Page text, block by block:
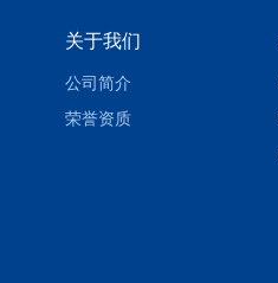
关于我们
公司简介
荣誉资质